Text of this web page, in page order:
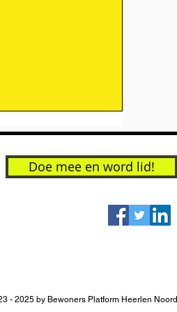
Doe mee en word lid!
- 2025 by Bewoners Platform Heerlen Noord